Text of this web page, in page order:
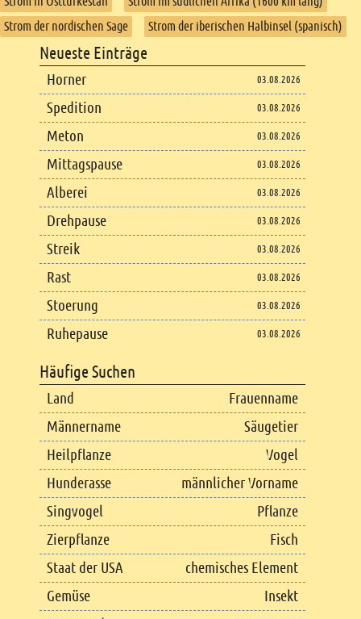
Strom der nordischen Sage
Strom der iberischen Halbinsel (spanisch)
Footer content
Neueste Einträge
Horner 03.08.2026
Spedition 03.08.2026
Meton 03.08.2026
Mittagspause 03.08.2026
Alberei 03.08.2026
Drehpause 03.08.2026
Streik 03.08.2026
Rast 03.08.2026
Stoerung 03.08.2026
Ruhepause 03.08.2026
Häufige Suchen
Land
Frauenname
Männername
Säugetier
Heilpflanze
Vogel
Hunderasse
männlicher Vorname
Singvogel
Pflanze
Zierpflanze
Fisch
Staat der USA
chemisches Element
Gemüse
Insekt